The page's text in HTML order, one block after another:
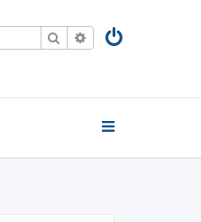
Поиск Расширенный